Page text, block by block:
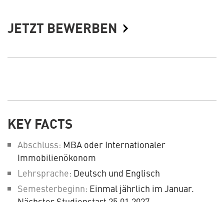
JETZT BEWERBEN
KEY FACTS
Abschluss MBA oder Internationaler
Immobilienökonom
Lehrsprache Deutsch und Englisch
Semesterbeginn Einmal jährlich im Januar.